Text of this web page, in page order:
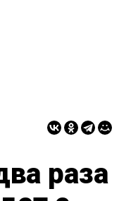
раза